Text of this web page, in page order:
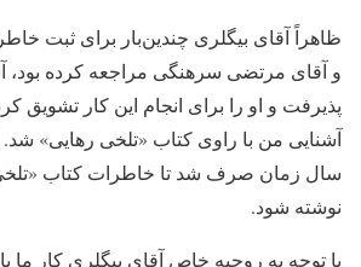
ظاهراً آقای بیگلری چندین‌بار برای ثبت
و آقای مرتضی سرهنگی مراجعه کرده
پذیرفت و او را برای انجام این کار تشویق
آشنایی من با راوی کتاب «تلخی رهایی» شد.
سال زمان صرف شد تا خاطرات کتاب
نوشته شود.
با توجه به روحیه خاص آقای بیگلری کار ما